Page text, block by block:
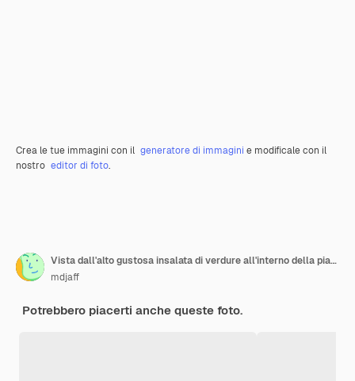
Crea le tue immagini con il generatore di immagini e modificale con il
nostro editor di foto.
Vista dall'alto gustosa insalata di verdure all'interno della piastra sullo sfondo blu scuro cucina ristorante pasto fresco colore salute pranzo cibo dieta
mdjaff
Potrebbero piacerti anche queste foto.